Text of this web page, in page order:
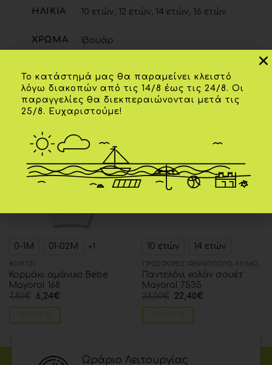
ΗΛΙΚΊΑ 10 ετών 12 ετών 14 ετών 16 ετών
ΧΡΏΜΑ Ιβουάρ
ΣΧΕΤΙΚΆ ΠΡΟΪΌΝΤΑ
wishlist
0-1Μ 01-02Μ +1
ΚΟΡΊΤΣΙ
Κορμάκι αμάνικο Bebe
Mayoral 168
7,80€ 6,24€
ΕΠΙΛΟΓΉ
10 ετών 14 ετών
Παντελόνι κολάν σουέτ
Mayoral 7535
28,00€ 22,40€
ΕΠΙΛΟΓΉ
Ωράριο Λειτουργίας
Το κατάστημά μας θα παραμείνει κλειστό
λόγω διακοπών από τις 14/8 έως τις 24/8. Οι
παραγγελίες θα διεκπεραιώνονται μετά τις
25/8. Ευχαριστούμε!